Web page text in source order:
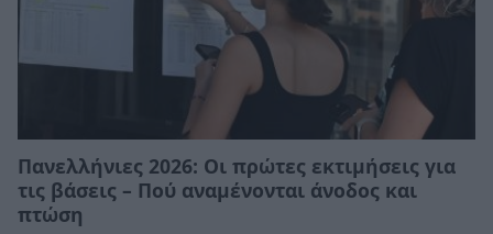
Πανελλήνιες 2026: Οι πρώτες εκτιμήσεις για
τις βάσεις – Πού αναμένονται άνοδος και
πτώση